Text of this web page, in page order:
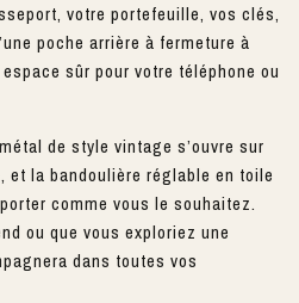
votre portefeuille, vos clés,
poche arrière à fermeture à
sûr pour votre téléphone ou
de style vintage s’ouvre sur
la bandoulière réglable en toile
comme vous le souhaitez.
ou que vous exploriez une
dans toutes vos